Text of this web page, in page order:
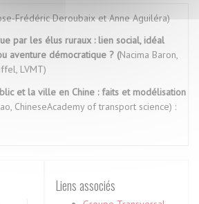
Frédéric Deroubaix et Anne Aguiléra)
par les élus ruraux : lien social, idéal
aventure démocratique ? (Nacima Baron,
LVMT)
et la ville en Chine : faits et modélisation
ChineseAcademy of transport science) :
Liens associés